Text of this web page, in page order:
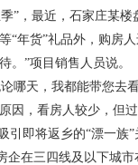
”，最近，石家庄某
“年货”礼品外，购房
。”项目销售人员说。
哪天，我都能带您去
因，看房人较少，但
引即将返乡的“漂一族”
企在三四线及以下城